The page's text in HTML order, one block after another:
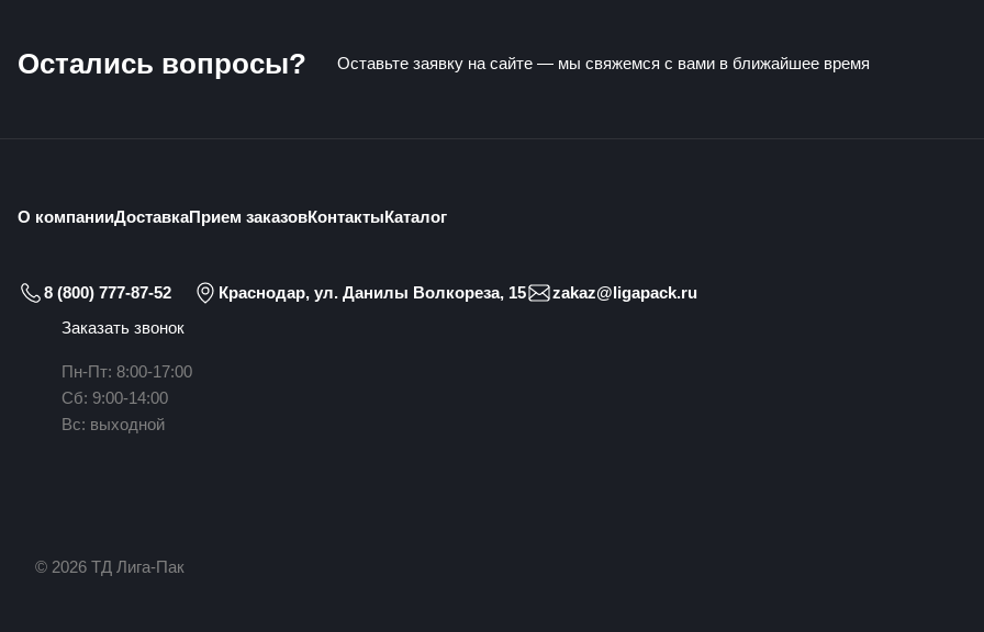
Остались вопросы? Оставьте заявку на сайте — мы свяжемся с вами в ближайшее время
О компанииДоставкаПрием заказовКонтактыКаталог
8 (800) 777-87-52
Заказать звонок
Пн-Пт: 8:00-17:00
Сб: 9:00-14:00
Вс: выходной
Краснодар, ул. Данилы Волкореза, 15 zakaz@ligapack.ru
© 2026 ТД Лига-Пак